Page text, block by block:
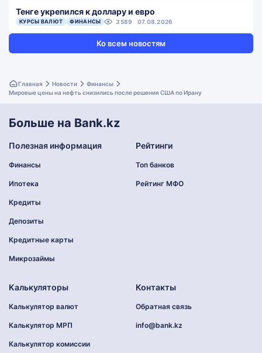
Тенге укрепился к доллару и евро
КУРСЫ ВАЛЮТ ФИНАНСЫ 3589 07.08.2026
Ко всем новостям
Главная Новости
Финансы
Мировые цены на нефть снизились после решения США по Ирану
Больше на Bank.kz
Полезная информация
Финансы
Ипотека
Кредиты
Депозиты
Кредитные карты
Микрозаймы
Рейтинги
Топ банков
Рейтинг МФО
Калькуляторы
Калькулятор валют
Калькулятор МРП
Калькулятор комиссии
Контакты
Обратная связь
info@bank.kz